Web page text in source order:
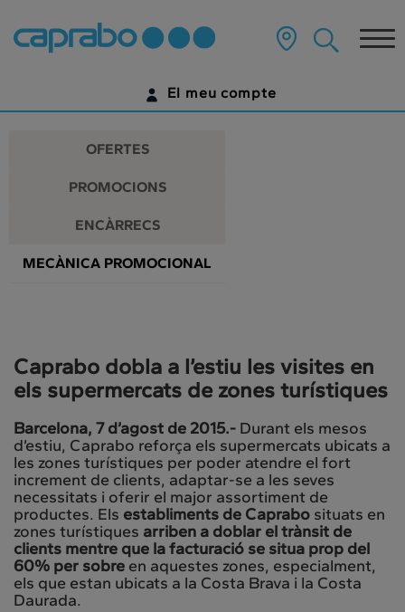
Promocions
descomptes
als
nostres
supermercats
contingut
pàgina
El meu compte
ENCARA NO TENS UN COMPTE DIGITAL?
OFERTES
PROMOCIONS
ENCÀRRECS
MECÀNICA PROMOCIONAL
Caprabo dobla a l’estiu les visites en
els supermercats de zones turístiques
Barcelona, 7 d’agost de 2015.- Durant els mesos
d’estiu, Caprabo reforça els supermercats ubicats a
les zones turístiques per poder atendre el fort
increment de clients, adaptar-se a les seves
necessitats i oferir el major assortiment de
productes. Els establiments de Caprabo situats en
zones turístiques arriben a doblar el trànsit de
clients mentre que la facturació se situa prop del
60% per sobre en aquestes zones, especialment,
els que estan ubicats a la Costa Brava i la Costa
Daurada.